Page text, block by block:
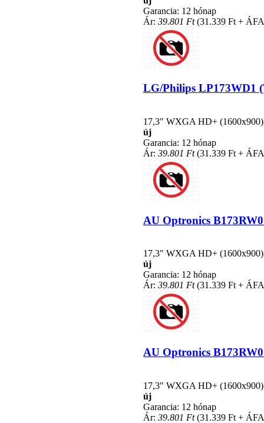
Garancia: 12 hónap
Ár: 39.801 Ft(31.339 Ft +
LG/Philips LP173WD1
17,3" WXGA HD+
új
Garancia: 12 hónap
Ár: 39.801 Ft(31.339 Ft +
AU Optronics
17,3" WXGA HD+
új
Garancia: 12 hónap
Ár: 39.801 Ft(31.339 Ft +
AU Optronics
17,3" WXGA HD+
új
Garancia: 12 hónap
Ár: 39.801 Ft(31.339 Ft +